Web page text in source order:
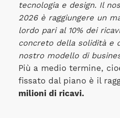
tecnologia e design. Il
2026 è raggiungere un
lordo pari al 10% dei
concreto della solidità e
nostro modello di
Più a medio termine,
fissato dal piano è il
milioni di ricavi.